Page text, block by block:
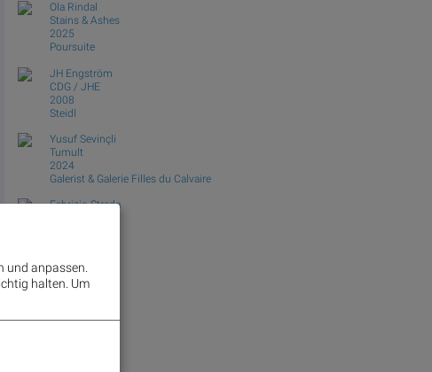
Ola Rindal
Stains & Ashes
2025
Poursuite
JH Engström
CDG / JHE
2008
Steidl
Yusuf Sevinçli
Tumult
2024
Galerist & Galerie Filles du Calvaire
Fabrizio Strada
und anpassen.
halten. Um